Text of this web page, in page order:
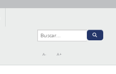
A- A+